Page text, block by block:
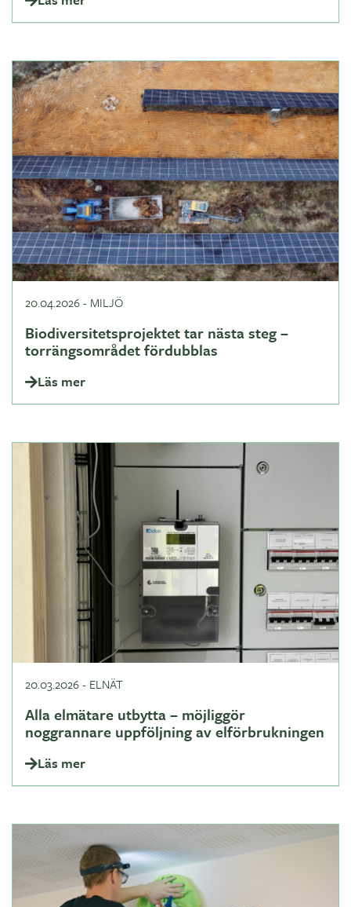
20.04.2026- MILJÖ
Biodiversitetsprojektet tar nästa steg –
torrängsområdet fördubblas
Läs mer
20.03.2026- ELNÄT
Alla elmätare utbytta – möjliggör
noggrannare uppföljning av elförbrukningen
Läs mer